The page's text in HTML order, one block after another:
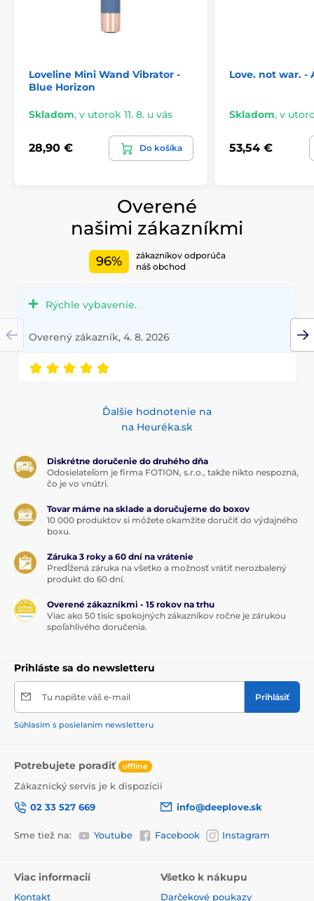
Loveline Mini Wand Vibrator -
Blue Horizon
Skladom, v utorok 11. 8. u vás
28,90 € Do košíka
Love. not war. -
Skladom, v
53,54 €
Overené
našimi zákazníkmi
96%
zákazníkov odporúča
náš obchod
Rýchle vybavenie.
Overený zákazník, 4. 8. 2026
Ďalšie hodnotenie na
na Heuréka.sk
Diskrétne doručenie do druhého dňa
Odosielateľom je firma FOTION, s.r.o., takže nikto nespozná,
čo je vo vnútri.
Tovar máme na sklade a doručujeme do boxov
10 000 produktov si môžete okamžite doručiť do výdajného
boxu.
Záruka 3 roky a 60 dní na vrátenie
Predĺžená záruka na všetko a možnosť vrátiť nerozbalený
produkt do 60 dní.
Overené zákazníkmi - 15 rokov na trhu
Viac ako 50 tisíc spokojných zákazníkov ročne je zárukou
spoľahlivého doručenia.
Prihláste sa do newsletteru
Tu napíšte váš e-mail Prihlásiť
Súhlasím s posielaním newsletteru
Potrebujete poradiť offline
Zákaznický servis je k dispozícii
02 33 527 669
info@deeplove.sk
Sme tiež na: Youtube Facebook Instagram
Viac informacií
Kontakt
Všetko k nákupu
Darčekové poukazy